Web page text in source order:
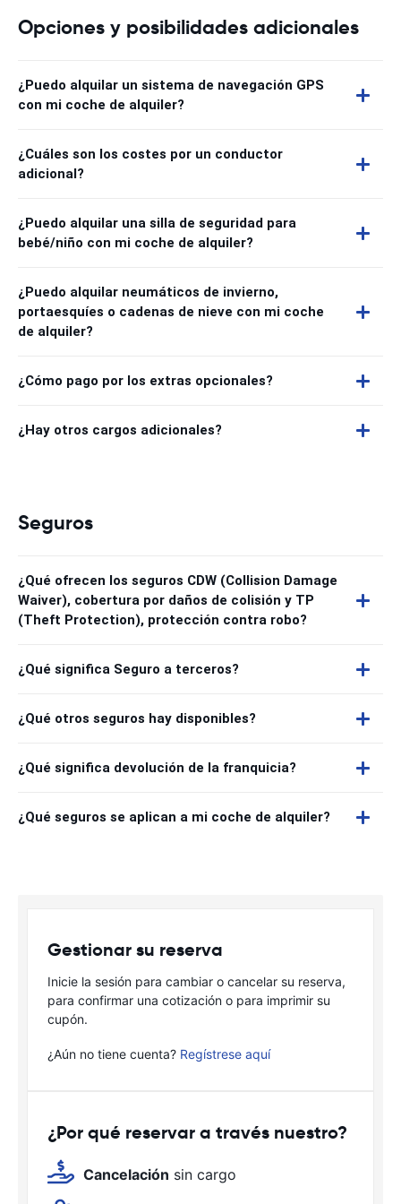
Opciones y posibilidades adicionales
¿Puedo alquilar un sistema de navegación GPS
con mi coche de alquiler?
¿Cuáles son los costes por un conductor
adicional?
¿Puedo alquilar una silla de seguridad para
bebé/niño con mi coche de alquiler?
¿Puedo alquilar neumáticos de invierno,
portaesquíes o cadenas de nieve con mi coche
de alquiler?
¿Cómo pago por los extras opcionales?
¿Hay otros cargos adicionales?
Seguros
¿Qué ofrecen los seguros CDW (Collision Damage
Waiver), cobertura por daños de colisión y TP
(Theft Protection), protección contra robo?
¿Qué significa Seguro a terceros?
¿Qué otros seguros hay disponibles?
¿Qué significa devolución de la franquicia?
¿Qué seguros se aplican a mi coche de alquiler?
Gestionar su reserva
Inicie la sesión para cambiar o cancelar su reserva,
para confirmar una cotización o para imprimir su
cupón.
¿Aún no tiene cuenta? Regístrese aquí
¿Por qué reservar a través nuestro?
Cancelación sin cargo